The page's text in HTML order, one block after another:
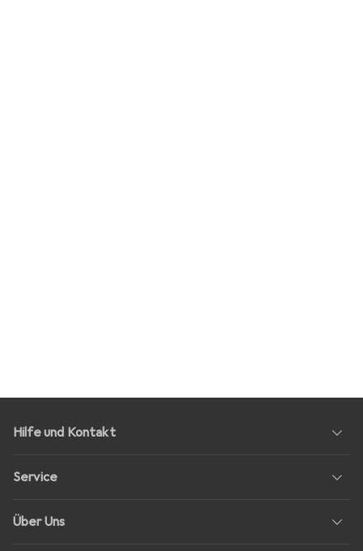
Hilfe und Kontakt
Service
Über Uns